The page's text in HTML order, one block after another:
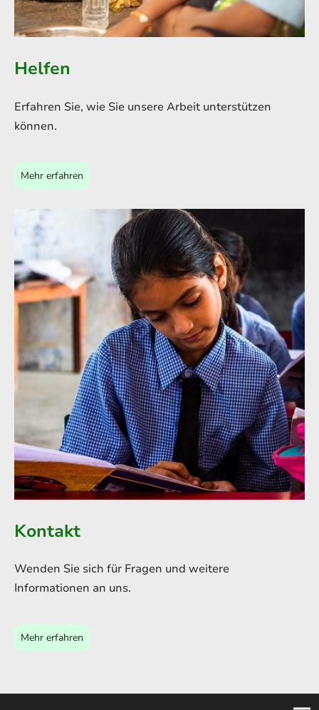
Helfen
Erfahren Sie, wie Sie unsere Arbeit unterstützen
können.
Mehr erfahren
Kontakt
Wenden Sie sich für Fragen und weitere
Informationen an uns.
Mehr erfahren